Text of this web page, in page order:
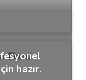
Ekinci
hazır.